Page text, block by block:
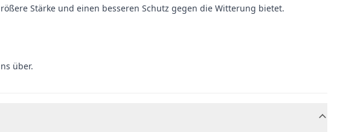
Stärke und einen besseren Schutz gegen die Witterung bietet.
über.